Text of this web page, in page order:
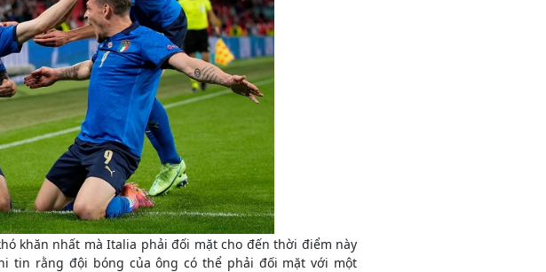
khăn nhất mà Italia phải đối mặt cho đến thời điểm này
tin rằng đội bóng của ông có thể phải đối mặt với một